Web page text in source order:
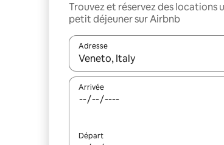
Trouvez et réservez des locations
petit déjeuner sur Airbnb
Adresse
Lorsque les résultats s'affichent,
Arrivée
Départ